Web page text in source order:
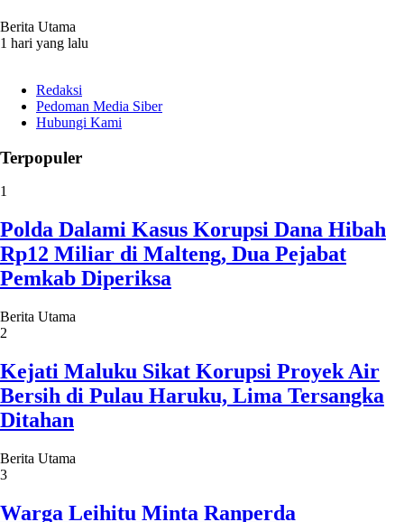
Berita Utama
1 hari yang lalu
Redaksi
Pedoman Media Siber
Hubungi Kami
Terpopuler
1
Polda Dalami Kasus Korupsi Dana Hibah
Rp12 Miliar di Malteng, Dua Pejabat
Pemkab Diperiksa
Berita Utama
2
Kejati Maluku Sikat Korupsi Proyek Air
Bersih di Pulau Haruku, Lima Tersangka
Ditahan
Berita Utama
3
Warga Leihitu Minta Ranperda